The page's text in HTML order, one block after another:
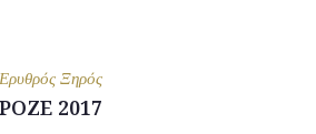
Ερυθρός Ξηρός
ΡΟΖΕ 2017